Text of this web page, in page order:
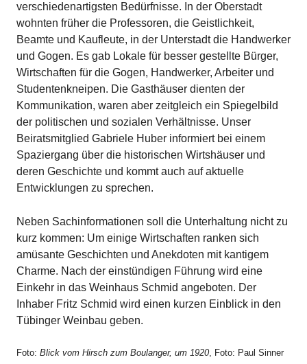
verschiedenartigsten Bedürfnisse. In der Oberstadt
wohnten früher die Professoren, die Geistlichkeit,
Beamte und Kaufleute, in der Unterstadt die Handwerker
und Gogen. Es gab Lokale für besser gestellte Bürger,
Wirtschaften für die Gogen, Handwerker, Arbeiter und
Studentenkneipen. Die Gasthäuser dienten der
Kommunikation, waren aber zeitgleich ein Spiegelbild
der politischen und sozialen Verhältnisse. Unser
Beiratsmitglied Gabriele Huber informiert bei einem
Spaziergang über die historischen Wirtshäuser und
deren Geschichte und kommt auch auf aktuelle
Entwicklungen zu sprechen.
Neben Sachinformationen soll die Unterhaltung nicht zu
kurz kommen: Um einige Wirtschaften ranken sich
amüsante Geschichten und Anekdoten mit kantigem
Charme. Nach der einstündigen Führung wird eine
Einkehr in das Weinhaus Schmid angeboten. Der
Inhaber Fritz Schmid wird einen kurzen Einblick in den
Tübinger Weinbau geben.
Foto: Blick vom Hirsch zum Boulanger, um 1920, Foto: Paul Sinner